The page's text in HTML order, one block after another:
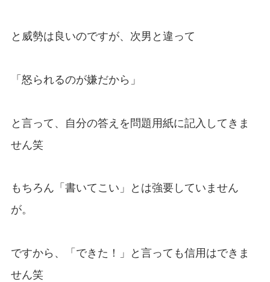
と威勢は良いのですが、次男と違って
「怒られるのが嫌だから」
と言って、自分の答えを問題用紙に記入してきま
せん笑
もちろん「書いてこい」とは強要していません
が。
ですから、「できた！」と言っても信用はできま
せん笑